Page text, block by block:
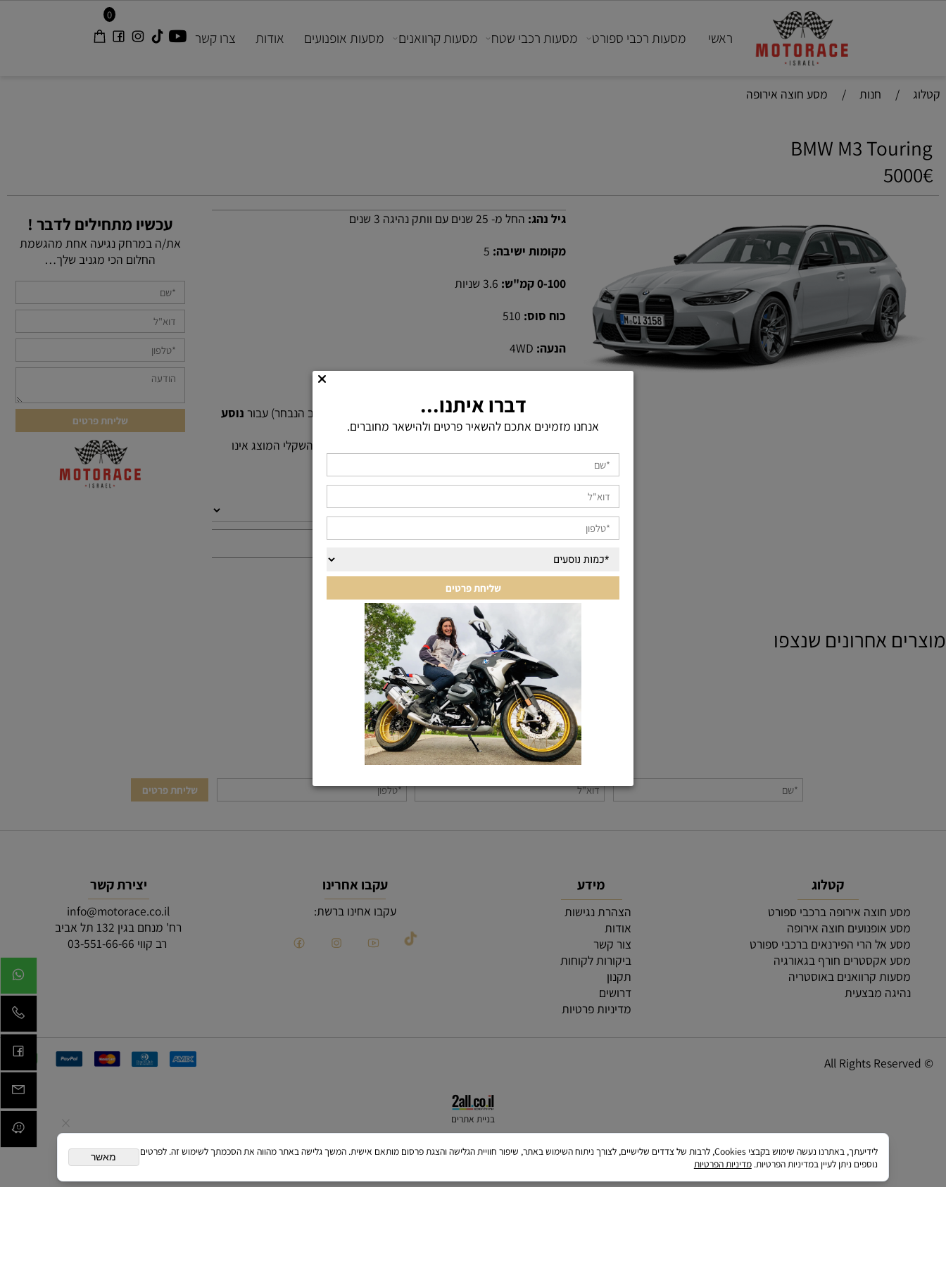
0
ראשי מסעות רכבי ספורט מסעות רכבי שטח מסעות קרוואנים מסעות אופנועים אודות צרו קשר
/ חנות / מסע חוצה אירופה
BMW M3
גיל נהג:החל מ- 25 שנים עם וותק נהיגה 3 שנים
מקומות ישיבה:5
0-100 קמ"ש:
3.6 שניות
כוח סוס:510
הנעה:4WD
שים לב!המחיר מתייחס לחבילת הכל כלול (יחד עם הרכב הנבחר) עבור
כלל התמונות באתר נועדו לצורך המחשה בלבד | המחיר השקלי המוצג אינו
מחושב בהתאמה לשער האירו היציג
21,000
בצע הזמנה
עכשיו מתחילים לדבר !
את/ה במרחק נגיעה אחת מהגשמת
החלום הכי מגניב שלך…
אחרונים שנצפו
KEEP IN TOUCH
קטלוג
מסע חוצה אירופה ברכבי ספורט
מסע אופנועים חוצה אירופה
מסע אל הרי הפירנאים ברכבי ספורט
מסע אקסטרים חורף בגאורגיה
מסעות קרוואנים באוסטריה
מידע
הצהרת נגישות
אודות
צור קשר
ביקורות לקוחות
תקנון
דרושים
מדיניות פרטיות
עקבו אחרינו
עקבו אחינו ברשת:
יצירת קשר
info@motorace.co.il
רח' מנחם בגין 132 תל אביב
בניית אתרים
דברו איתנו...
לידיעתך, באתרנו נעשה שימוש בקבצי Cookies, לרבות של צדדים שלישיים, לצורך ניתוח השימוש באתר, שיפור חוויית הגלישה והצגת פרסום מותאם אישית. המשך גלישה באתר מהווה את הסכמתך לשימוש זה. לפרטים
מאשר